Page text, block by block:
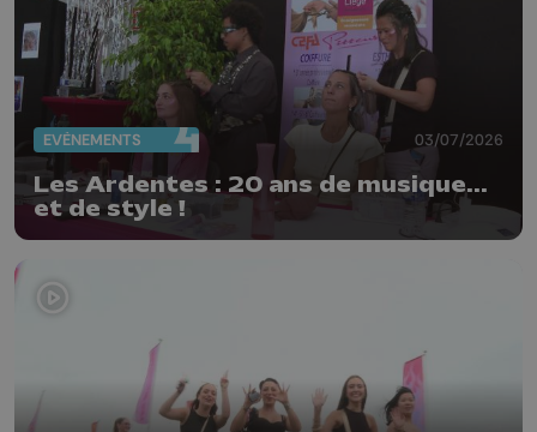
EVÈNEMENTS 03/07/2026
Les Ardentes : 20 ans de musique...
et de style !